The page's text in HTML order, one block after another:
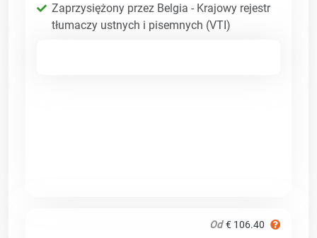
Zaprzysiężony przez Belgia - Krajowy rejestr
tłumaczy ustnych i pisemnych (VTI)
Od € 106.40